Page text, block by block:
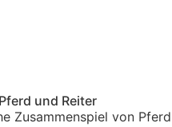
und Reiter
Zusammenspiel von Pferd